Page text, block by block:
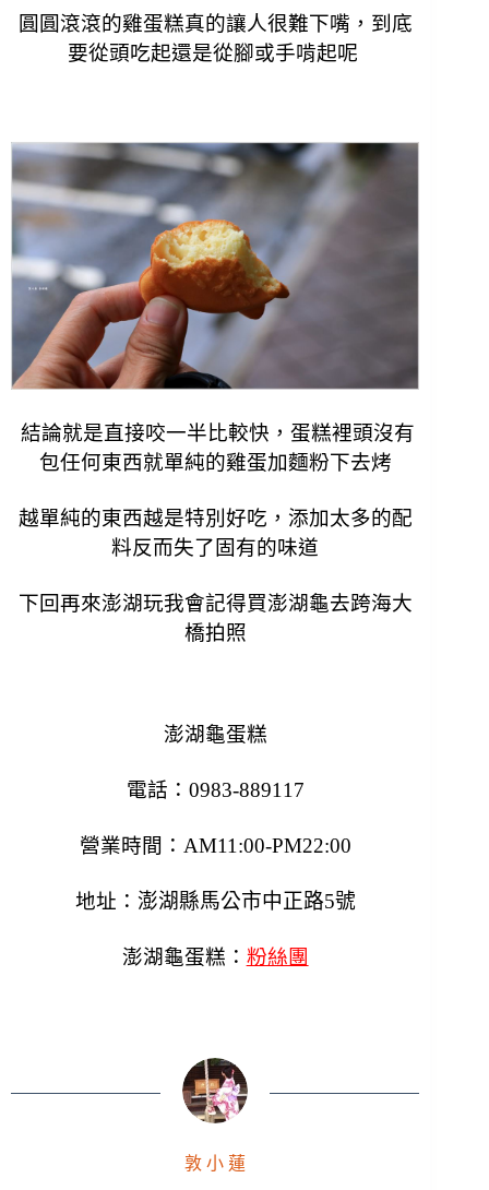
圓圓滾滾的雞蛋糕真的讓人很難下嘴，到底
要從頭吃起還是從腳或手啃起呢
結論就是直接咬一半比較快，蛋糕裡頭沒有
包任何東西就單純的雞蛋加麵粉下去烤
越單純的東西越是特別好吃，添加太多的配
料反而失了固有的味道
下回再來澎湖玩我會記得買澎湖龜去跨海大
橋拍照
澎湖龜蛋糕
電話：0983-889117
營業時間：AM11:00-PM22:00
地址： 澎湖縣馬公市中正路5號
澎湖龜蛋糕： 粉絲團
敦 小 蓮